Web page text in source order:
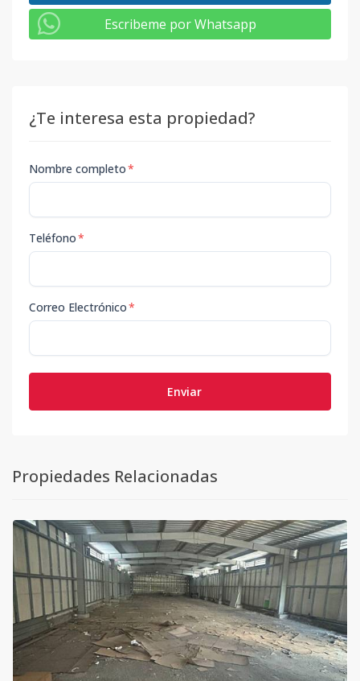
Escribeme por Whatsapp
¿Te interesa esta propiedad?
Nombre completo*
Teléfono*
Correo Electrónico*
Enviar
Propiedades Relacionadas